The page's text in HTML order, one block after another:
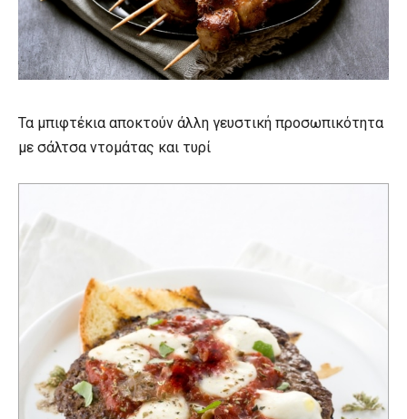
Τα μπιφτέκια αποκτούν άλλη γευστική προσωπικότητα
με σάλτσα ντομάτας και τυρί